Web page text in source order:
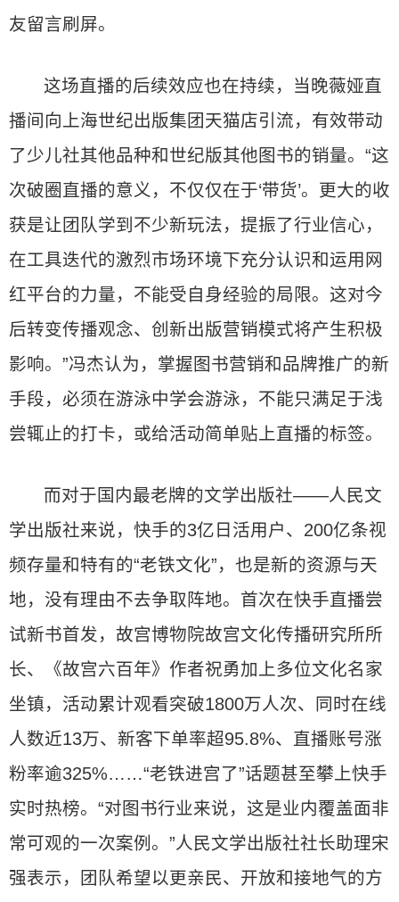
友留言刷屏。
这场直播的后续效应也在持续，当晚薇娅直
播间向上海世纪出版集团天猫店引流，有效带动
了少儿社其他品种和世纪版其他图书的销量。“这
次破圈直播的意义，不仅仅在于‘带货’。更大的收
获是让团队学到不少新玩法，提振了行业信心，
在工具迭代的激烈市场环境下充分认识和运用网
红平台的力量，不能受自身经验的局限。这对今
后转变传播观念、创新出版营销模式将产生积极
影响。”冯杰认为，掌握图书营销和品牌推广的新
手段，必须在游泳中学会游泳，不能只满足于浅
尝辄止的打卡，或给活动简单贴上直播的标签。
而对于国内最老牌的文学出版社——人民文
学出版社来说，快手的3亿日活用户、200亿条视
频存量和特有的“老铁文化”，也是新的资源与天
地，没有理由不去争取阵地。首次在快手直播尝
试新书首发，故宫博物院故宫文化传播研究所所
长、《故宫六百年》作者祝勇加上多位文化名家
坐镇，活动累计观看突破1800万人次、同时在线
人数近13万、新客下单率超95.8%、直播账号涨
粉率逾325%……“老铁进宫了”话题甚至攀上快手
实时热榜。“对图书行业来说，这是业内覆盖面非
常可观的一次案例。”人民文学出版社社长助理宋
强表示，团队希望以更亲民、开放和接地气的方